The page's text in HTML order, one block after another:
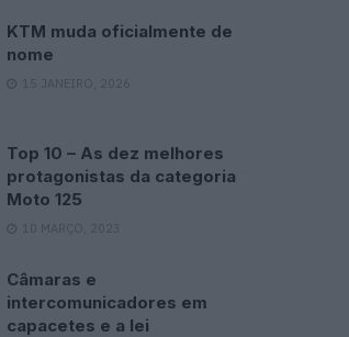
KTM muda oficialmente de
nome
15 JANEIRO, 2026
Top 10 – As dez melhores
protagonistas da categoria
Moto 125
10 MARÇO, 2023
Câmaras e
intercomunicadores em
capacetes e a lei